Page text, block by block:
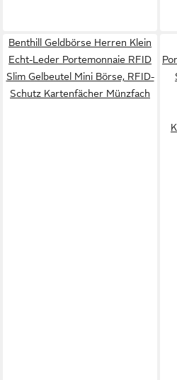
Benthill Geldbörse Herren Klein
Echt-Leder Portemonnaie RFID
Slim Gelbeutel Mini Börse, RFID-
Schutz Kartenfächer Münzfach